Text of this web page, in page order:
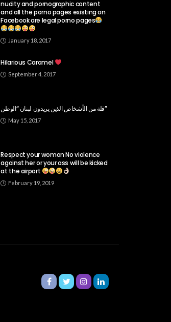
nudity and pornographic content
and all the porno pages existing on
Facebook are legal porno pages
January 18, 2017
Hilarious Caramel
September 4, 2017
قلة من الأشخاص الذين يريدون لبنان “الوطن”
May 15, 2017
Respect your woman No violence
against her or your ass will be kicked
at the airport
February 19, 2019